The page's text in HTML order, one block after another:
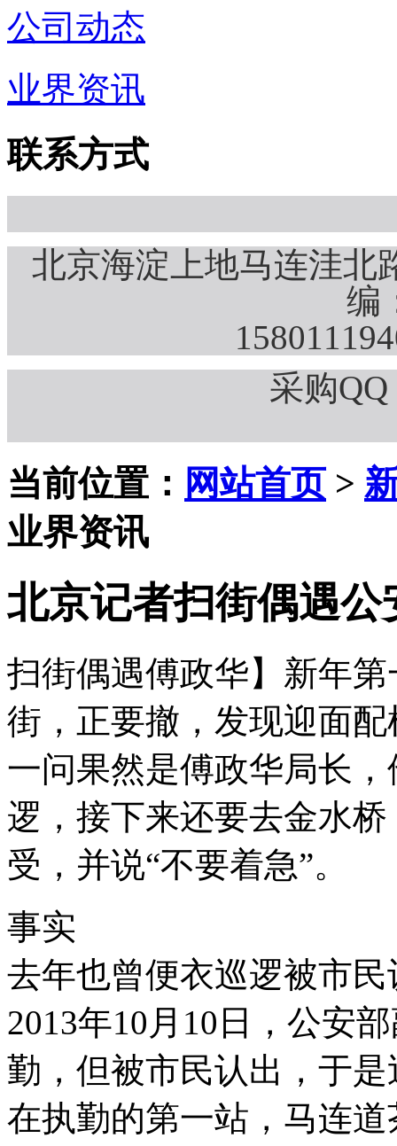
公司动态
业界资讯
联系方式
北京海淀上地马连洼北
编
采购QQ
当前位置： 网站首页>
业界资讯
北京记者扫街偶遇
扫街偶遇傅政华】新年
街，正要撤，发现迎面
一问果然是傅政华局长
逻，接下来还要去金水
受，并说“不要着急”。
事实
去年也曾便衣巡逻被市民
2013年10月10日，公安
勤，但被市民认出，于
在执勤的第一站，马连